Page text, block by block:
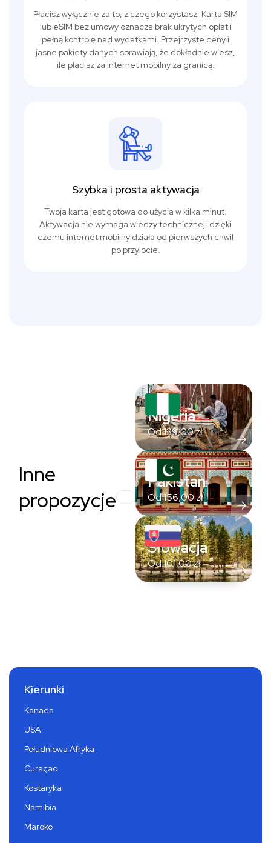
Płacisz wyłącznie za to, z czego korzystasz. Karta SIM
lub eSIM bez umowy oznacza brak ukrytych opłat i
pełną kontrolę nad wydatkami. Przejrzyste ceny i
jasne pakiety danych sprawiają, że dokładnie wiesz,
ile płacisz za internet mobilny za granicą.
Szybka i prosta aktywacja
Twoja karta jest gotowa do użycia w kilka minut.
Aktywacja nie wymaga wiedzy technicznej, dzięki
czemu internet mobilny działa od pierwszych chwil
po przylocie.
Inne
propozycje
Nigeria
Od139,00zł
Pakistan
Od156,00zł
Słowacja
Od101,00zł
Kierunki
Kanada
USA
Południowa Afryka
Curaçao
Kostaryka
Namibia
Maroko